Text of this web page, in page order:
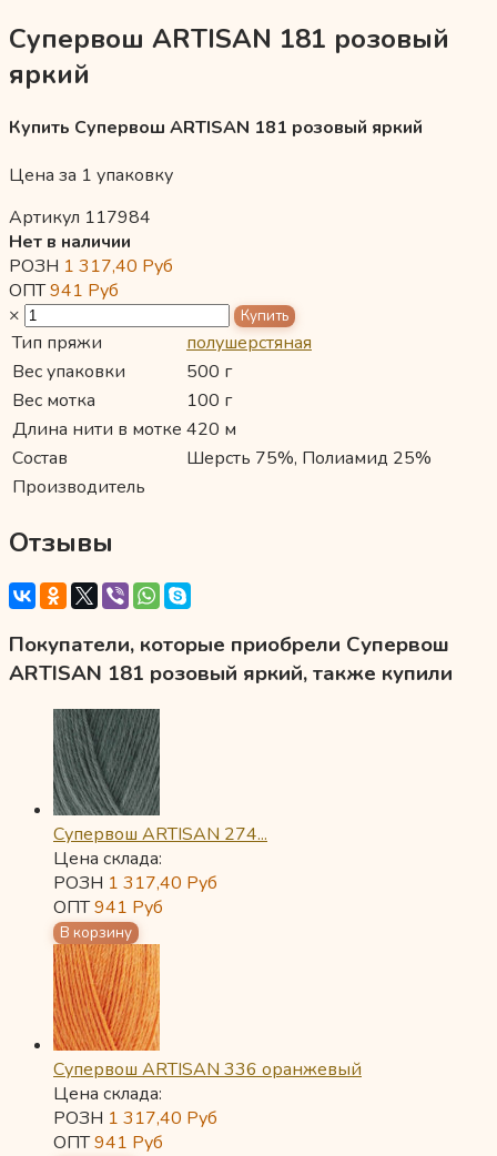
Супервош ARTISAN 181 розовый
яркий
Купить Супервош ARTISAN 181 розовый яркий
Цена за 1 упаковку
Артикул 117984
Нет в наличии
РОЗН 1 317,40 Руб
ОПТ941 Руб
×
Тип пряжи
полушерстяная
Вес упаковки
500 г
Вес мотка
100 г
Длина нити в мотке 420 м
Состав
Шерсть 75%, Полиамид 25%
Производитель
Отзывы
Покупатели, которые приобрели Супервош
ARTISAN 181 розовый яркий, также купили
Супервош ARTISAN 274...
Цена склада:
РОЗН 1 317,40 Руб
ОПТ941 Руб
Супервош ARTISAN 336 оранжевый
Цена склада:
РОЗН 1 317,40 Руб
ОПТ941 Руб